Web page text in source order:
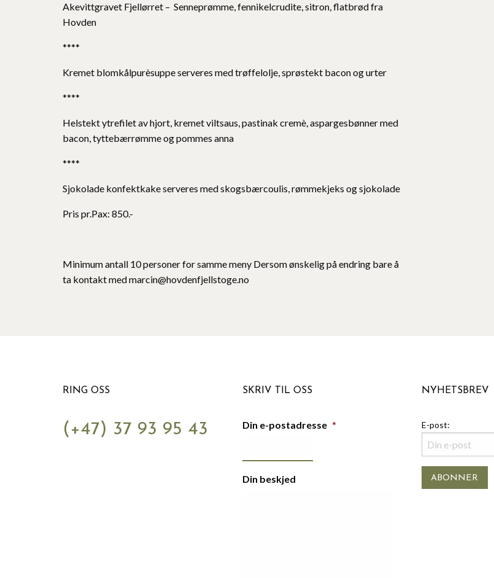
Akevittgravet Fjellørret – Senneprømme, fennikelcrudite, sitron, flatbrød fra
Hovden
****
Kremet blomkålpurèsuppe serveres med trøffelolje, sprøstekt bacon og urter
****
Helstekt ytrefilet av hjort, kremet viltsaus, pastinak cremè, aspargesbønner med
bacon, tyttebærrømme og pommes anna
****
Sjokolade konfektkake serveres med skogsbærcoulis, rømmekjeks og sjokolade
Pris pr.Pax: 850.-
Minimum antall 10 personer for samme meny Dersom ønskelig på endring bare å
ta kontakt med marcin@hovdenfjellstoge.no
RING OSS
(+47) 37 93 95 43
SKRIV TIL OSS
Din e-postadresse *
Din beskjed
NYHETSBREV
E-post: